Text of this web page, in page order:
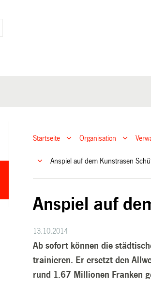
Startseite Organisation
Anspiel auf dem Kunstrasen
Anspiel auf
13.10.2014
Ab sofort können die
trainieren. Er ersetzt den
rund 1.67 Millionen Franken